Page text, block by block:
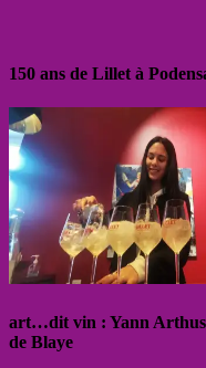
150 ans de Lillet à
art…dit vin : Yann
de Blaye